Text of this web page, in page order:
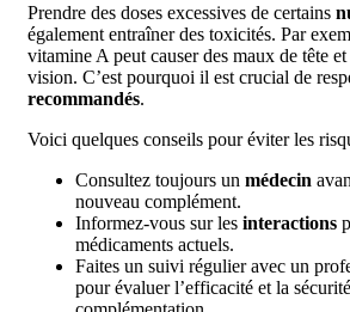
Prendre des doses excessives de certains
également entraîner des toxicités. Par
vitamine A peut causer des maux de tête
vision. C’est pourquoi il est crucial de
recommandés.
Voici quelques conseils pour éviter les
Consultez toujours un médecin
nouveau complément.
Informez-vous sur les interactions
médicaments actuels.
Faites un suivi régulier avec un
pour évaluer l’efficacité et la